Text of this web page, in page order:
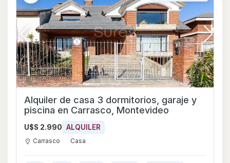
Alquiler de casa 3 dormitorios, garaje y
piscina en Carrasco, Montevideo
U$S 2.990 ALQUILER
Carrasco Casa